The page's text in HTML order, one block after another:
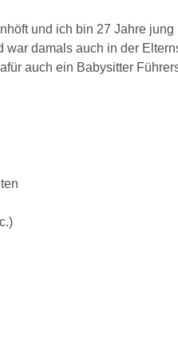
und ich bin 27 Jahre
war damals auch in der
auch ein Babysitter